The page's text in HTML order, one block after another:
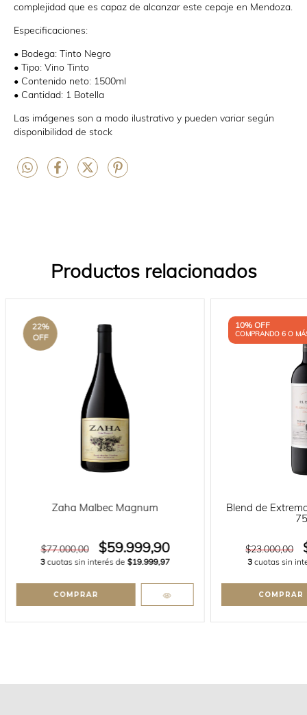
complejidad que es capaz de alcanzar este cepaje en Mendoza.
Especificaciones:
• Bodega: Tinto Negro
• Tipo: Vino Tinto
• Contenido neto: 1500ml
• Cantidad: 1 Botella
Las imágenes son a modo ilustrativo y pueden variar según
disponibilidad de stock
Productos relacionados
22%
OFF
Zaha Malbec Magnum
$77.000,00 $59.999,90
3 cuotas sin interés de $19.999,97
10% OFF
COMPRANDO 6 O
Blend de
$23.000,00
3 cuotas sin